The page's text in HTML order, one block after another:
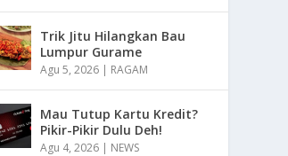
Trik Jitu Hilangkan Bau
Lumpur Gurame
Agu 5, 2026 | RAGAM
Mau Tutup Kartu Kredit?
Pikir-Pikir Dulu Deh!
Agu 4, 2026 | NEWS